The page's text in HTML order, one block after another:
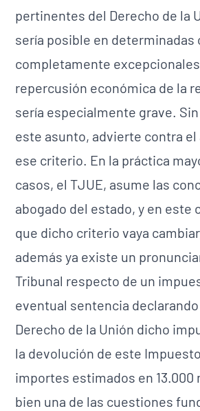
pertinentes del Derecho de la
sería posible en determinadas
completamente
repercusión económica de la
sería especialmente grave.
este asunto, advierte contra el
ese criterio. En la práctica
casos, el TJUE, asume las
abogado del estado, y en este
que dicho criterio vaya
además ya existe un
Tribunal respecto de un
eventual sentencia
Derecho de la Unión dicho
la devolución de este
importes estimados en 13.000
bien una de las cuestiones